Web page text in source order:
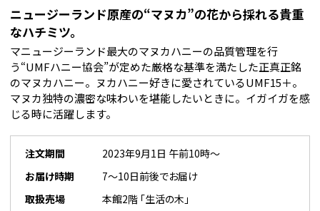
ニュージーランド原産の“マヌカ”の花から採れる貴重
なハチミツ。
マニュージーランド最大のマヌカハニーの品質管理を行
う“UMFハニー協会”が定めた厳格な基準を満たした正真正銘
のマヌカハニー。ヌカハニー好きに愛されているUMF15＋。
マヌカ独特の濃密な味わいを堪能したいときに。イガイガを感
じる時に活躍します。
注文期間
2023年9月1日 午前10時～
お届け時期
7～10日前後でお届け
取扱売場
本館2階 「生活の木」